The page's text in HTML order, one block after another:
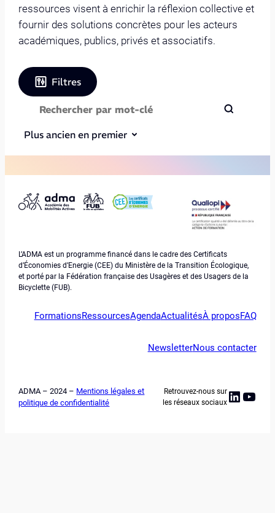
ressources visent à enrichir la réflexion collective et
fournir des solutions concrètes pour les acteurs
académiques, publics, privés et associatifs.
Filtres
Plus ancien en premier
L’ADMA est un programme financé dans le cadre des Certificats
d’Économies d’Energie (CEE) du Ministère de la Transition Écologique,
et porté par la Fédération française des Usagères et des Usagers de la
Bicyclette (FUB).
FormationsRessourcesAgendaActualitésÀ proposFAQ
NewsletterNous contacter
ADMA – 2024 – Mentions légales et
politique de confidentialité
Retrouvez-nous sur
les réseaux sociaux